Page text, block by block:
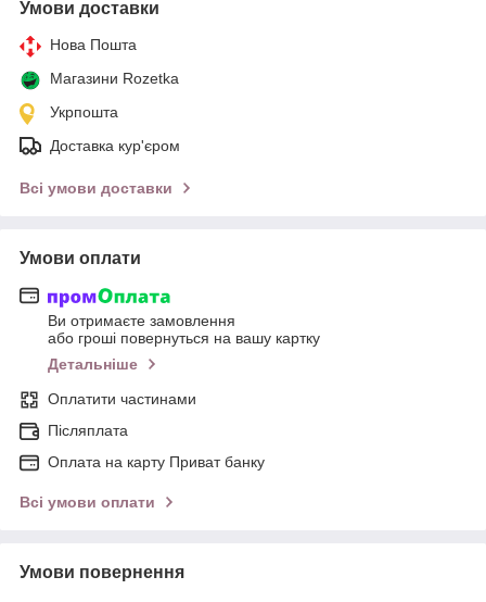
Умови доставки
Нова Пошта
Магазини Rozetka
Укрпошта
Доставка кур'єром
Всі умови доставки
Умови оплати
Ви отримаєте замовлення
або гроші повернуться на вашу картку
Детальніше
Оплатити частинами
Післяплата
Оплата на карту Приват банку
Всі умови оплати
Умови повернення